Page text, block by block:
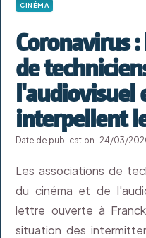
CINÉMA
Coronavirus
de
l'audiovisuel
interpellent
Date de publication : 24/03/
Les associations de
du cinéma et de
lettre ouverte à
situation des